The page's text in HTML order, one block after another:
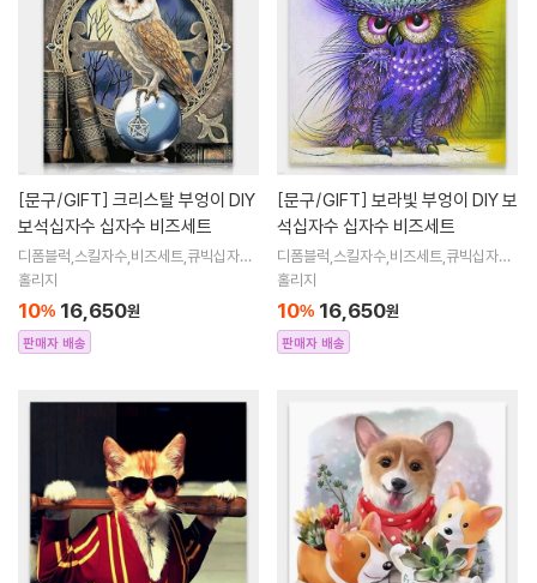
[문구/GIFT]
보석십자수 십자수 비즈세트
디폼블럭,스킬자수,비즈세트,큐빅십자수,
큐빅비즈,보석십자수액자,어린이보석십
수해바라
홀리지
10% 16,650원
판매자 배송
[문구/GIFT]
석십자수 십자수 비즈세트
디폼블럭,스킬자수,비즈세트,큐빅십자수,
큐빅비즈,보석십자수액자,어린이보석십
수해바라
홀리지
10% 16,650원
판매자 배송